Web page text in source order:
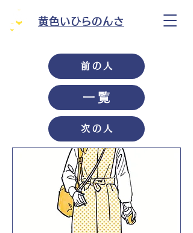
黄色いひらのんさ
前の人
一覧
次の人